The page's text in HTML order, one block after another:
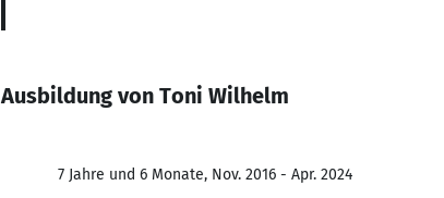
Ausbildung von Toni Wilhelm
7 Jahre und 6 Monate, Nov. 2016 - Apr. 2024